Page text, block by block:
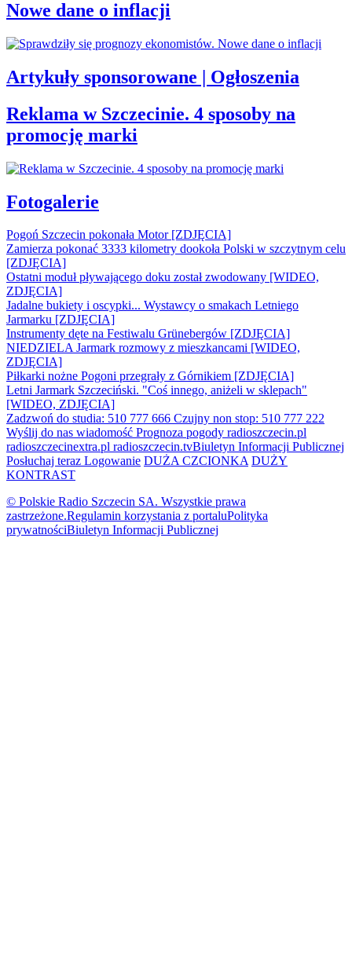
Nowe dane o inflacji
Artykuły sponsorowane | Ogłoszenia
Reklama w Szczecinie. 4 sposoby na
promocję marki
Fotogalerie
Pogoń Szczecin pokonała Motor [ZDJĘCIA]
Zamierza pokonać 3333 kilometry dookoła Polski w szczytnym celu
[ZDJĘCIA]
Ostatni moduł pływającego doku został zwodowany [WIDEO,
ZDJĘCIA]
Jadalne bukiety i oscypki... Wystawcy o smakach Letniego
Jarmarku [ZDJĘCIA]
Instrumenty dęte na Festiwalu Grünebergów [ZDJĘCIA]
NIEDZIELA Jarmark rozmowy z mieszkancami [WIDEO,
ZDJĘCIA]
Piłkarki nożne Pogoni przegrały z Górnikiem [ZDJĘCIA]
Letni Jarmark Szczeciński. "Coś innego, aniżeli w sklepach"
[WIDEO, ZDJĘCIA]
Zadzwoń do studia: 510 777 666 Czujny non stop: 510 777 222
Wyślij do nas wiadomość Prognoza pogody radioszczecin.pl
radioszczecinextra.pl radioszczecin.tvBiuletyn Informacji Publicznej
Posłuchaj teraz Logowanie DUŻA CZCIONKA DUŻY
KONTRAST
© Polskie Radio Szczecin SA. Wszystkie prawa
zastrzeżone.Regulamin korzystania z portaluPolityka
prywatnościBiuletyn Informacji Publicznej